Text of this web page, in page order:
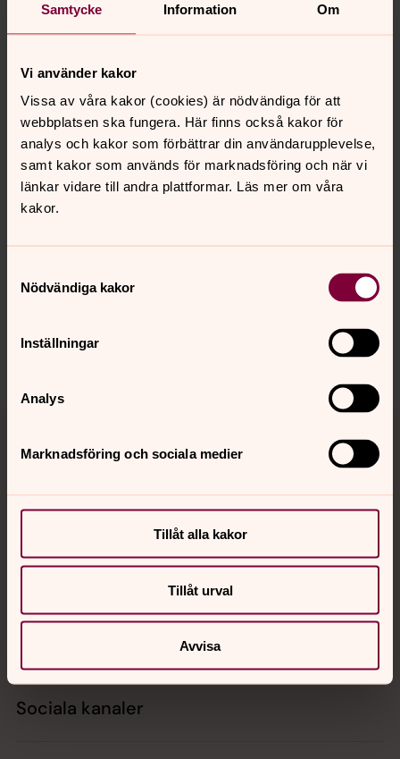
Samtycke Information Om
Vi använder kakor
Vissa av våra kakor (cookies) är nödvändiga för att
webbplatsen ska fungera. Här finns också kakor för
analys och kakor som förbättrar din användarupplevelse,
samt kakor som används för marknadsföring och när vi
länkar vidare till andra plattformar. Läs mer om våra
kakor.
Nödvändiga kakor
Inställningar
Analys
Marknadsföring och sociala medier
Tillåt alla kakor
Tillåt urval
Avvisa
Agnetha Häggander
Direkt:0320-182 84Mobil: 076-114 91 69
E-post:agnetha.haggander@svenskakyrkan.se
Synpunkter eller frågor på sidans
innehåll?
Kontakt
Kalender
Sociala kanaler